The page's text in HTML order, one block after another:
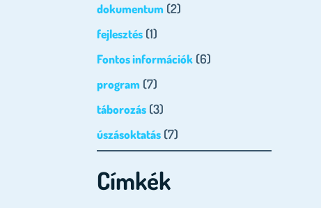
dokumentum (2)
fejlesztés (1)
Fontos információk (6)
program (7)
táborozás (3)
úszásoktatás (7)
Címkék